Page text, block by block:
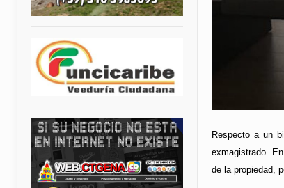
Respecto a un
exmagistrado.
de la propiedad,